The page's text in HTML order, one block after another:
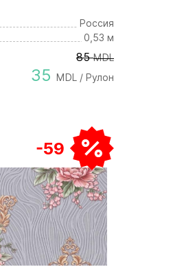
Россия
0,53 м
85 MDL
35 MDL / Рулон
-59